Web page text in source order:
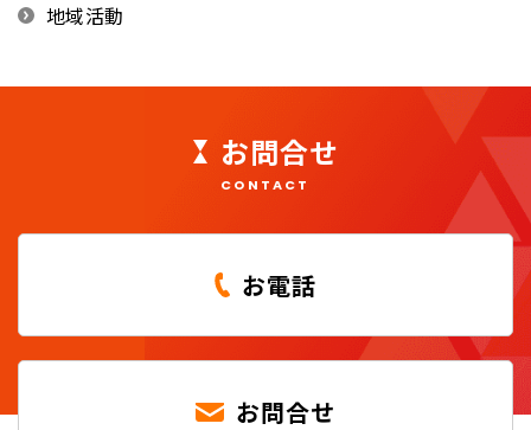
地域活動
お問合せ
CONTACT
お電話
お問合せ